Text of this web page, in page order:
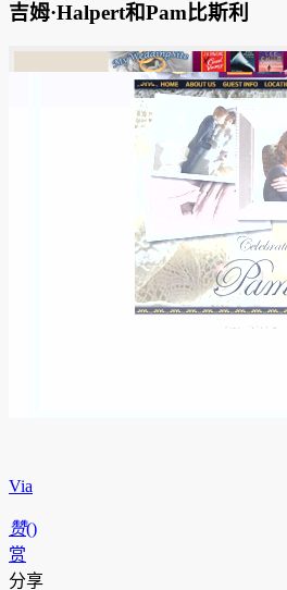
吉姆·Halpert和Pam比斯利
Via
赞()
赏
分享